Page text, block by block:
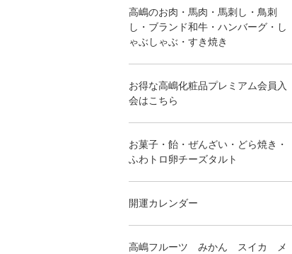
高嶋のお肉・馬肉・馬刺し・鳥刺
し・ブランド和牛・ハンバーグ・し
ゃぶしゃぶ・すき焼き
お得な高嶋化粧品プレミアム会員入
会はこちら
お菓子・飴・ぜんざい・どら焼き・
ふわトロ卵チーズタルト
開運カレンダー
高嶋フルーツ みかん スイカ メ